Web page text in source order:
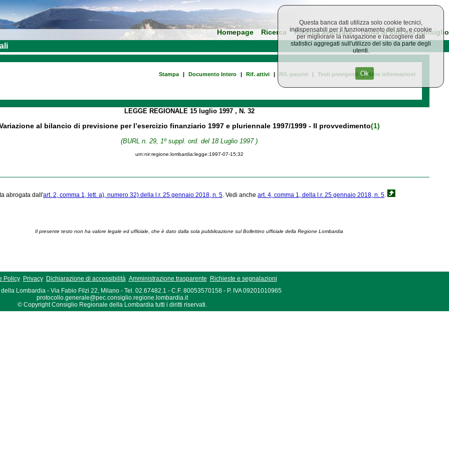
Homepage Ricerca Ricerca avanzata Torna al sito del consiglio
Stampa | Documento Intero | Rif. attivi | Rif. passivi | Testi previgenti | Altre informazioni
LEGGE REGIONALE 15 luglio 1997 , N. 32
al bilancio di previsione per l’esercizio finanziario 1997 e pluriennale 1997/1999 - II provvedimento(1)
(BURL n. 29, 1º suppl. ord. del 18 Luglio 1997 )
urn:nir:regione.lombardia:legge:1997-07-15;32
abrogata dall'art. 2, comma 1, lett. a), numero 32) della l.r. 25 gennaio 2018, n. 5 . Vedi anche art. 4, comma 1, della l.r. 25 gennaio 2018, n. 5
Il presente testo non ha valore legale ed ufficiale, che è dato dalla sola pubblicazione sul Bollettino ufficiale della Regione Lombardia
Policy Privacy Dichiarazione di accessibilità Amministrazione trasparente
Richieste e segnalazioni
Lombardia - Via Fabio Filzi 22, Milano - Tel. 02.67482.1 - C.F. 80053570158 - P. IVA 09201010965
protocollo.generale@pec.consiglio.regione.lombardia.it
© Copyright Consiglio Regionale della Lombardia tutti i diritti riservati.
Questa banca dati utilizza solo cookie tecnici,
indispensabili per il funzionamento del sito, e cookie
per migliorare la navigazione e raccogliere dati
statistici aggregati sull'utilizzo del sito da parte degli
utenti.
Ok